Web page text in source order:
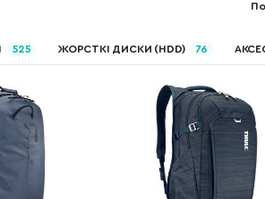
525 ЖОРСТКІ ДИСКИ (HDD) 76